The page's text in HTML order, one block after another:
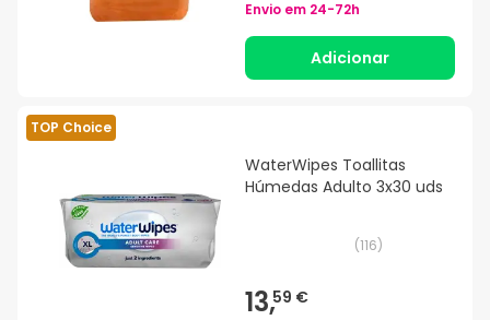
Envio em 24-72h
Adicionar
TOP Choice
WaterWipes Toallitas
Húmedas Adulto 3x30 uds
(116)
13,59 €